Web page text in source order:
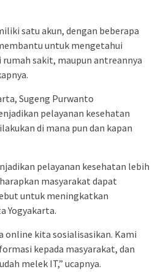
satu akun, dengan beberapa
untuk mengetahui
rumah sakit, maupun antreannya
Sugeng Purwanto
pelayanan kesehatan
di mana pun dan kapan
pelayanan kesehatan lebih
masyarakat dapat
untuk meningkatkan
Yogyakarta.
online kita sosialisasikan. Kami
kepada masyarakat, dan
melek IT,” ucapnya.